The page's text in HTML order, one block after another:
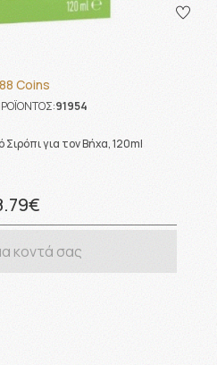
88 Coins
91954
για τον Βήχα, 120ml
κοντά σας